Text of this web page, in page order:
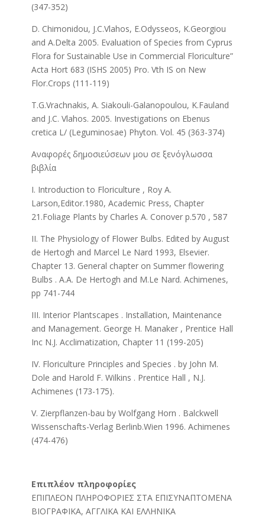
(347-352)
D. Chimonidou, J.C.Vlahos, E.Odysseos, K.Georgiou
and A.Delta 2005. Evaluation of Species from Cyprus
Flora for Sustainable Use in Commercial Floriculture”
Acta Hort 683 (ISHS 2005) Pro. Vth IS on New
Flor.Crops (111-119)
T.G.Vrachnakis, A. Siakouli-Galanopoulou, K.Fauland
and J.C. Vlahos. 2005. Investigations on Ebenus
cretica L/ (Leguminosae) Phyton. Vol. 45 (363-374)
Αναφορές δημοσιεύσεων μου σε ξενόγλωσσα
βιβλία
Ι. Introduction to Floriculture , Roy A.
Larson,Editor.1980, Academic Press, Chapter
21.Foliage Plants by Charles A. Conover p.570 , 587
II. The Physiology of Flower Bulbs. Edited by August
de Hertogh and Marcel Le Nard 1993, Elsevier.
Chapter 13. General chapter on Summer flowering
Bulbs . A.A. De Hertogh and M.Le Nard. Achimenes,
pp 741-744
III. Interior Plantscapes . Installation, Maintenance
and Management. George H. Manaker , Prentice Hall
Inc N.J. Acclimatization, Chapter 11 (199-205)
IV. Floriculture Principles and Species . by John M.
Dole and Harold F. Wilkins . Prentice Hall , N.J.
Achimenes (173-175).
V. Zierpflanzen-bau by Wolfgang Horn . Balckwell
Wissenschafts-Verlag Berlinb.Wien 1996. Achimenes
(474-476)
Επιπλέον πληροφορίες
ΕΠΙΠΛΕΟΝ ΠΛΗΡΟΦΟΡΙΕΣ ΣΤΑ ΕΠΙΣΥΝΑΠΤΟΜΕΝΑ
ΒΙΟΓΡΑΦΙΚΑ, ΑΓΓΛΙΚΑ ΚΑΙ ΕΛΛΗΝΙΚΑ